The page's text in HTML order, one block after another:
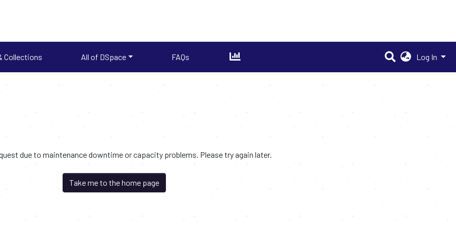
Collections All of DSpace FAQs Log In
due to maintenance downtime or capacity problems. Please try again later.
Take me to the home page